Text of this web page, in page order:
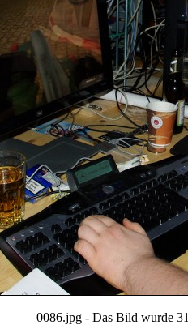
0086.jpg - Das Bild wurde